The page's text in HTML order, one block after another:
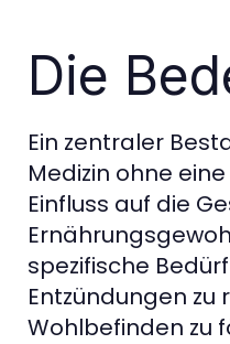
Die
Ein zentraler
Medizin ohne
Einfluss auf die
spezifische
Entzündungen
Wohlbefinden zu